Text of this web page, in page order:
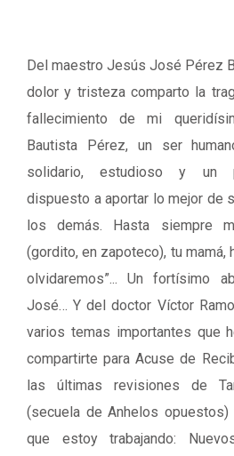
Del maestro Jesús José Pérez
dolor y tristeza comparto la
fallecimiento de mi
Bautista Pérez, un ser
solidario, estudioso y un
dispuesto a aportar lo mejor de
los demás. Hasta siempre
(gordito, en zapoteco), tu mamá,
olvidaremos”... Un fortísimo
José… Y del doctor Víctor
varios temas importantes que
compartirte para Acuse de
las últimas revisiones de
(secuela de Anhelos
que estoy trabajando: